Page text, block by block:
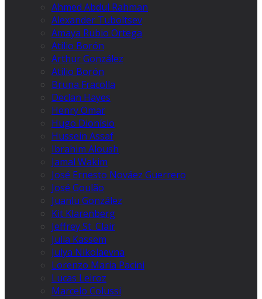
Ahmed Abdul Rahman
Alexander Tuboltsev
Amaya Rubio Ortega
Atilio Borón
Arthur González
Atilio Borón
Bruna Fracolla
Declan Hayes
Henry Omar
Hugo Dionísio
Hussein Assaf
Ibrahim Aloush
Jamal Wakim
José Ernesto Nováez Guerrero
José Goulão
Juanlu González
Kit Klarenberg
Jeffrey St. Clair
Julia Kassem
Julya Nikolaevna
Lorenzo Maria Pacini
Lucas Leiroz
Marcelo Colussi